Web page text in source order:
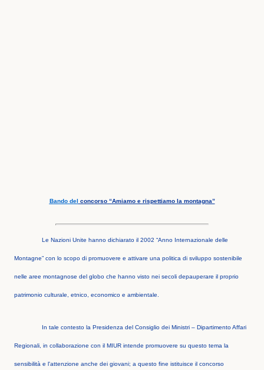
Bando del concorso “Amiamo e rispettiamo la montagna”
Le Nazioni Unite hanno dichiarato il 2002 “Anno Internazionale delle
Montagne” con lo scopo di promuovere e attivare una politica di sviluppo sostenibile
nelle aree montagnose del globo che hanno visto nei secoli depauperare il proprio
patrimonio culturale, etnico, economico e ambientale.
In tale contesto la Presidenza del Consiglio dei Ministri – Dipartimento Affari
Regionali, in collaborazione con il MIUR intende promuovere su questo tema la
sensibilità e l'attenzione anche dei giovani; a questo fine istituisce il concorso